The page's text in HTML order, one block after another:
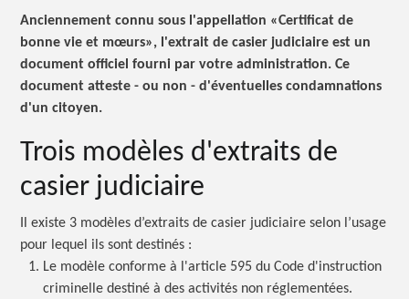
Anciennement connu sous l'appellation «Certificat de
bonne vie et mœurs», l'extrait de casier judiciaire est un
document officiel fourni par votre administration. Ce
document atteste - ou non - d'éventuelles condamnations
d'un citoyen.
Trois modèles d'extraits de
casier judiciaire
Il existe 3 modèles d’extraits de casier judiciaire selon l’usage
pour lequel ils sontdestinés :
Le modèle conforme à l'article 595 du Code d'instruction
criminelle destiné à des activités non réglementées.